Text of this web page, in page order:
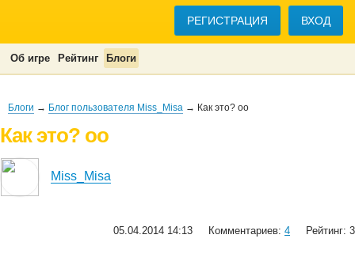
РЕГИСТРАЦИЯ ВХОД
Об игре Рейтинг Блоги
Блоги → Блог пользователя Miss_Misa → Как это? оо
Как это? оо
Miss_Misa
05.04.2014 14:13 Комментариев: 4 Рейтинг: 3